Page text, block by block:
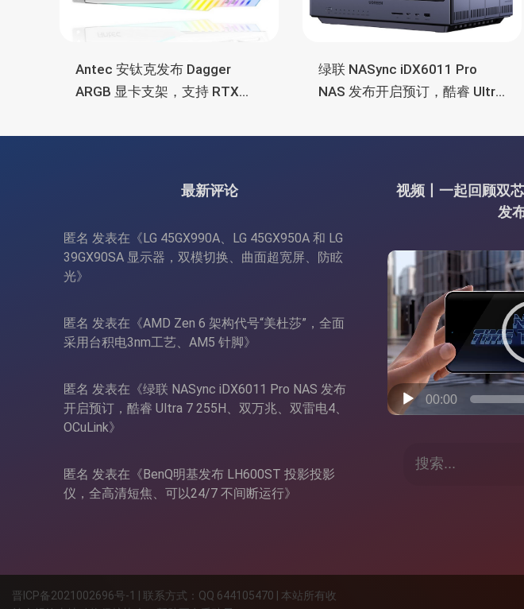
Antec 安钛克发布 Dagger
ARGB 显卡支架，支持 RTX
灯效
绿联 NASync iDX6011 Pro
NAS 发布开启预订，酷睿 Ultra
OCuLink
最新评论
匿名 发表在《LG 45GX990A、LG 45GX950A 和 LG
39GX90SA 显示器，双模切换、曲面超宽屏、防眩
光》
匿名 发表在《AMD Zen 6 架构代号“美杜莎”，全面
采用台积电3nm工艺、AM5 针脚》
匿名 发表在《绿联 NASync iDX6011 Pro NAS 发布
开启预订，酷睿 Ultra 7 255H、双万兆、双雷电4、
OCuLink》
匿名 发表在《BenQ明基发布 LH600ST 投影投影
仪，全高清短焦、可以24/7 不间断运行》
视频丨一起回顾双
发
视
频
播
器
00:00
晋ICP备2021002696号-1 | 联系方式：QQ 644105470 | 本站所有收